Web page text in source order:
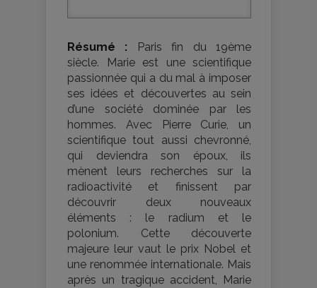
Résumé : Paris fin du 19ème
siècle. Marie est une scientifique
passionnée qui a du mal à imposer
ses idées et découvertes au sein
d’une société dominée par les
hommes. Avec Pierre Curie, un
scientifique tout aussi chevronné,
qui deviendra son époux, ils
mènent leurs recherches sur la
radioactivité et finissent par
découvrir deux nouveaux
éléments : le radium et le
polonium. Cette découverte
majeure leur vaut le prix Nobel et
une renommée internationale. Mais
après un tragique accident, Marie